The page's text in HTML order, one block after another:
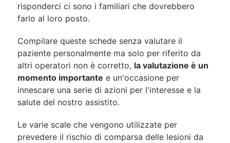
risponderci ci sono i familiari che dovrebbero
farlo al loro posto.
Compilare queste schede senza valutare il
paziente personalmente ma solo per riferito da
altri operatori non è corretto, la valutazione è un
momento importante e un'occasione per
innescare una serie di azioni per l'interesse e la
salute del nostro assistito.
Le varie scale che vengono utilizzate per
prevedere il rischio di comparsa delle lesioni da